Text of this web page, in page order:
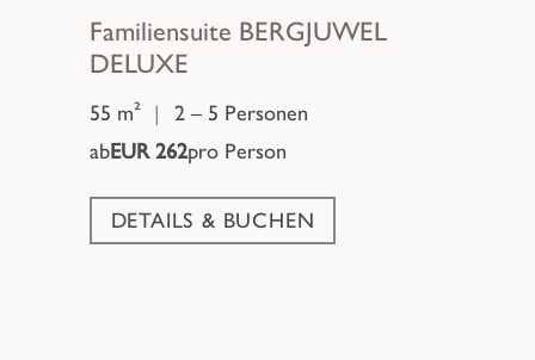
Familiensuite BERGJUWEL
DELUXE
55 m² |
2 – 5 Personen
abEUR 262pro Person
DETAILS & BUCHEN